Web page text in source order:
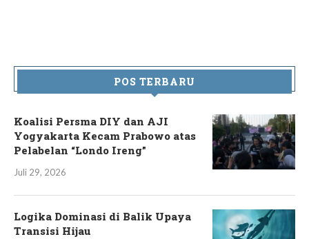
POS TERBARU
Koalisi Persma DIY dan AJI
Yogyakarta Kecam Prabowo atas
Pelabelan “Londo Ireng”
Juli 29, 2026
Logika Dominasi di Balik Upaya
Transisi Hijau